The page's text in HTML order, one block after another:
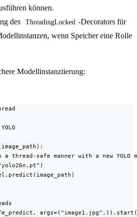
können.
des
ThreadingLocked -Decorators für
wenn Speicher eine Rolle
Modellinstanziierung:
a thread-safe manner with a new YOLO